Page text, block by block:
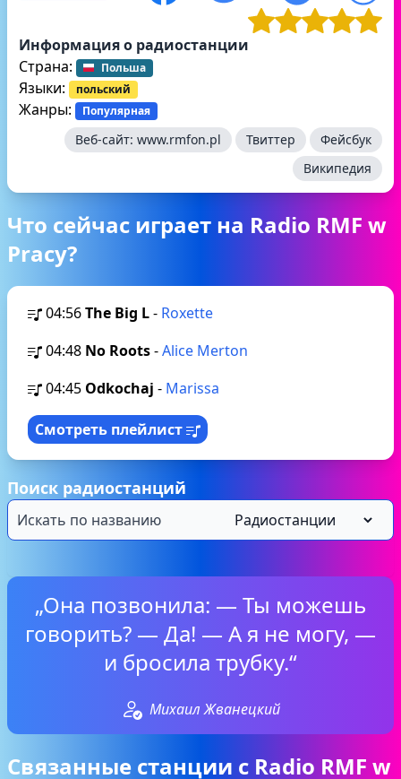
Информация о радиостанции
Страна:
Польша
Языки: польский
Жанры: Популярная
Веб-сайт: www.rmfon.pl Твиттер
Фейсбук
Википедия
Что сейчас играет на Radio RMF w
Pracy?
04:56The Big L- Roxette
04:48 No Roots-Alice Merton
04:45 Odkochaj - Marissa
Смотреть плейлист
Поиск радиостанций
„Она позвонила: — Ты можешь
говорить? — Да! — А я не могу, —
и бросила трубку.“
Михаил Жванецкий
Связанные станции с Radio RMF w